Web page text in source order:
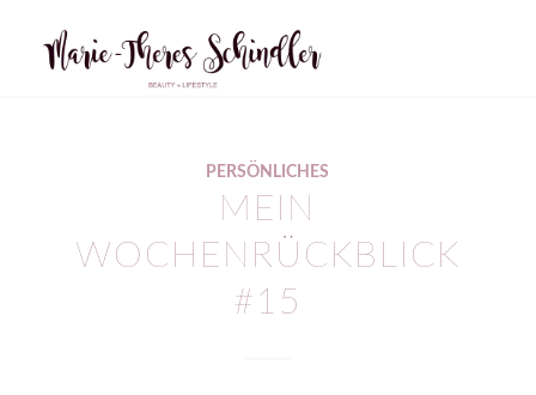
PERSÖNLICHES
MEIN
WOCHENRÜCKBLICK
#15